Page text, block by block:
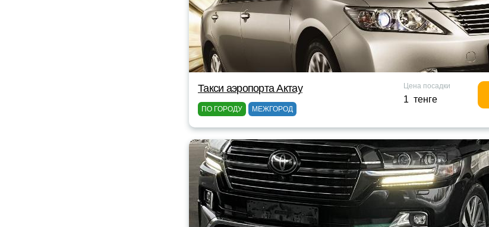
Такси аэропорта Актау
ПО ГОРОДУ МЕЖГОРОД
Цена посадки
1 тенге